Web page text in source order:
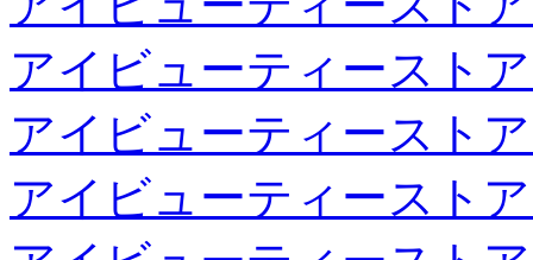
アイビューティースト
アイビューティースト
アイビューティースト